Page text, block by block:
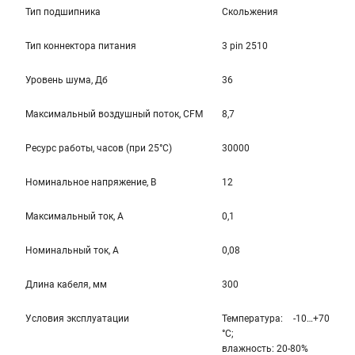
Тип подшипника Скольжения
Тип коннектора питания 3 pin 2510
Уровень шума, Дб 36
Максимальный воздушный поток, CFM 8,7
Ресурс работы, часов (при 25°C) 30000
Номинальное напряжение, В 12
Максимальный ток, А 0,1
Номинальный ток, А 0,08
Длина кабеля, мм 300
Условия эксплуатации
Температура: -10…+70
°С;
влажность: 20-80%